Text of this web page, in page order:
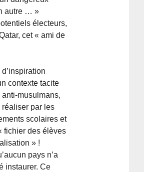
autre … »
électeurs,
cet « ami de
contexte tacite
musulmans,
réaliser par les
scolaires et
fichier des élèves
» !
pays n’a
instaurer. Ce